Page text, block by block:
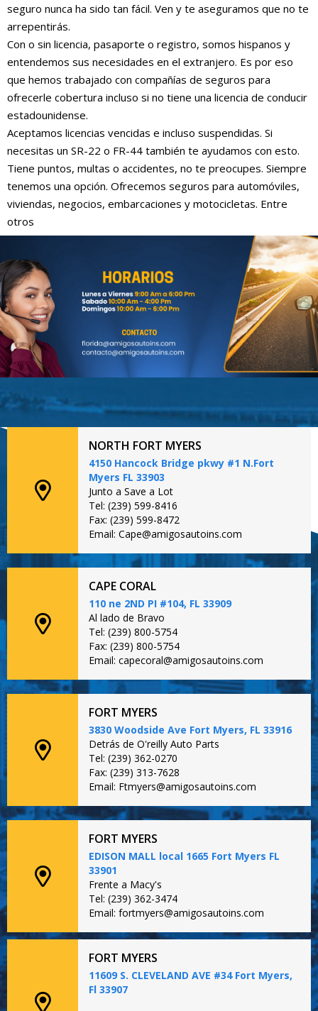
seguro nunca ha sido tan fácil. Ven y te aseguramos que no te
arrepentirás.
Con o sin licencia, pasaporte o registro, somos hispanos y
entendemos sus necesidades en el extranjero. Es por eso
que hemos trabajado con compañías de seguros para
ofrecerle cobertura incluso si no tiene una licencia de conducir
estadounidense.
Aceptamos licencias vencidas e incluso suspendidas. Si
necesitas un SR-22 o FR-44 también te ayudamos con esto.
Tiene puntos, multas o accidentes, no te preocupes. Siempre
tenemos una opción. Ofrecemos seguros para automóviles,
viviendas, negocios, embarcaciones y motocicletas. Entre
otros
NORTH FORT MYERS
4150 Hancock Bridge pkwy #1 N.Fort
Myers FL 33903
Junto a Save a Lot
Tel: (239) 599-8416
Fax: (239) 599-8472
Email: Cape@amigosautoins.com
CAPE CORAL
110 ne 2ND PI #104, FL 33909
Al lado de Bravo
Tel: (239) 800-5754
Fax: (239) 800-5754
Email: capecoral@amigosautoins.com
FORT MYERS
3830 Woodside Ave Fort Myers, FL 33916
Detrás de O'reilly Auto Parts
Tel: (239) 362-0270
Fax: (239) 313-7628
Email: Ftmyers@amigosautoins.com
FORT MYERS
EDISON MALL local 1665 Fort Myers FL
33901
Frente a Macy's
Tel: (239) 362-3474
Email: fortmyers@amigosautoins.com
FORT MYERS
11609 S. CLEVELAND AVE #34 Fort Myers,
Fl 33907